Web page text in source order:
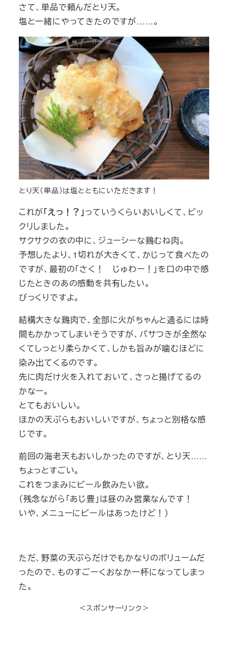
さて、単品で頼んだとり天。
塩と一緒にやってきたのですが……。
とり天（単品）は塩とともにいただきます！
これが「えっ！？」っていうくらいおいしくて、ビッ
クリしました。
サクサクの衣の中に、ジューシーな鶏むね肉。
予想したより、1切れが大きくて、かじって食べたの
ですが、最初の「さく！ じゅわー！」を口の中で感
じたときのあの感動を共有したい。
びっくりですよ。
結構大きな鶏肉で、全部に火がちゃんと通るには時
間もかかってしまいそうですが、パサつきが全然な
くてしっとり柔らかくて、しかも旨みが噛むほどに
染み出てくるのです。
先に肉だけ火を入れておいて、さっと揚げてるの
かなー。
とてもおいしい。
ほかの天ぷらもおいしいですが、ちょっと別格な感
じです。
前回の海老天もおいしかったのですが、とり天……
ちょっとすごい。
これをつまみにビール飲みたい欲。
（残念ながら「あじ豊」は昼のみ営業なんです！
いや、メニューにビールはあったけど！）
ただ、野菜の天ぷらだけでもかなりのボリュームだ
ったので、ものすごーくおなか一杯になってしまっ
た。
＜スポンサーリンク＞